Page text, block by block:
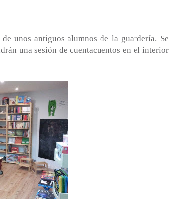
unos antiguos alumnos de la guardería. Se
una sesión de cuentacuentos en el interior